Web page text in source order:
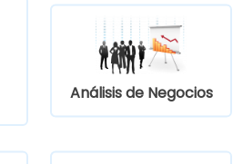
Análisis de Negocios